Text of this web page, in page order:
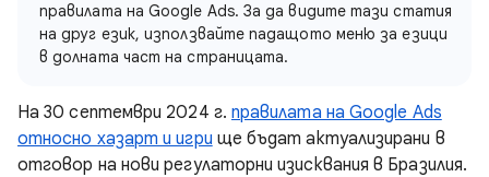
правилата на Google Ads. За да видите тази статия
на друг език, използвайте падащото меню за езици
в долната част на страницата.
На 30 септември 2024 г. правилата на Google Ads
относно хазарт и игри ще бъдат актуализирани в
отговор на нови регулаторни изисквания в Бразилия.